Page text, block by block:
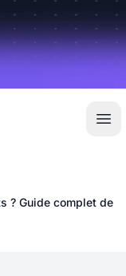
? Guide complet de